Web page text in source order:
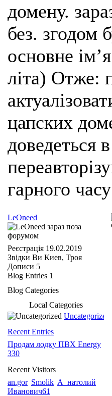
домену.
без. згодом
основне
літа) Отже:
цапских
доведеться
гарного
LeOneed
Реєстрація 19.02.2019
Звідки Ви Киев, Троя
Дописи 5
Blog Entries 1
Blog Categories
Local Categories
Uncategorized
Recent Entries
Продам лодку ПВХ Energy
330
Recent Visitors
an.gor Smolik А_натолий
Иванович61